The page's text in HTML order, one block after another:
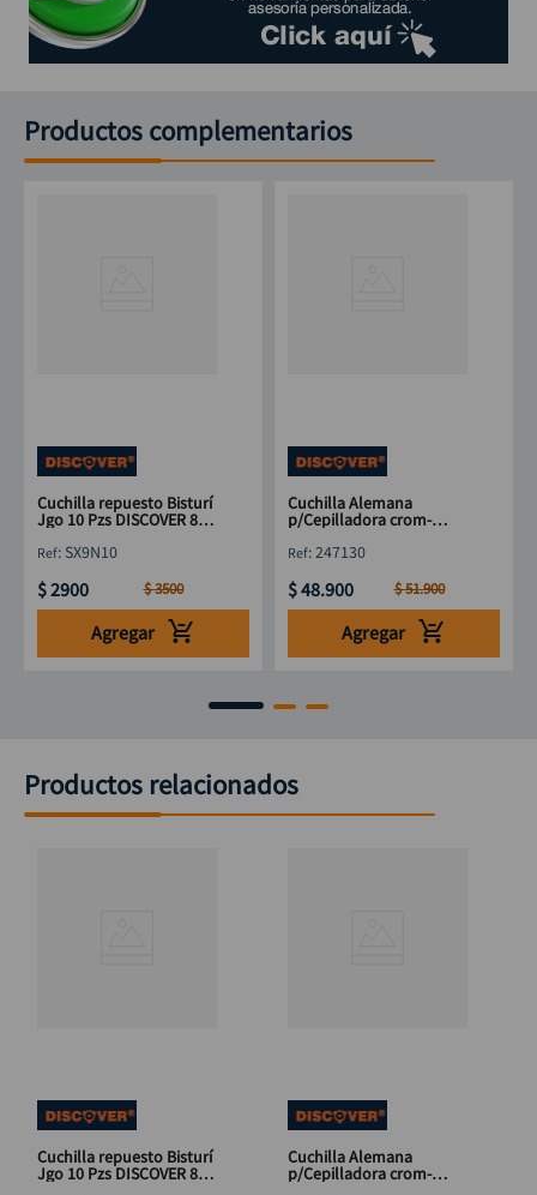
Productos complementarios
Cuchilla repuesto Bisturí
Jgo 10 Pzs DISCOVER 80x
: SX9N10
$2900 $3500
Agregar
Cuchilla Alemana
p/Cepilladora crom-
:247130
$48.900 $51.900
Agregar
Productos relacionados
Cuchilla repuesto Bisturí
Jgo 10 Pzs DISCOVER 80x
Cuchilla Alemana
p/Cepilladora crom-